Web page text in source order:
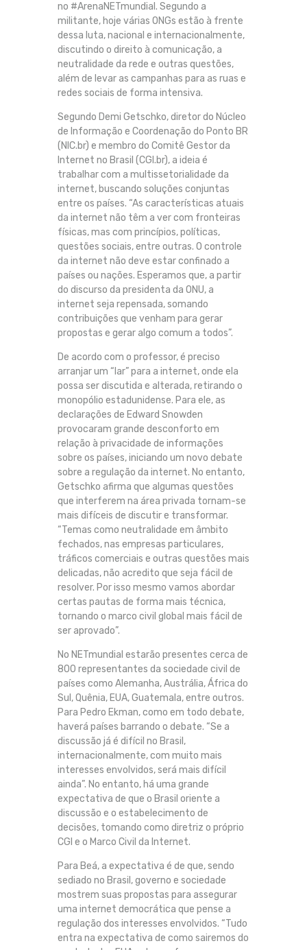
no #ArenaNETmundial. Segundo a
militante, hoje várias ONGs estão à frente
dessa luta, nacional e internacionalmente,
discutindo o direito à comunicação, a
neutralidade da rede e outras questões,
além de levar as campanhas para as ruas e
redes sociais de forma intensiva.
Segundo Demi Getschko, diretor do Núcleo
de Informação e Coordenação do Ponto BR
(NIC.br) e membro do Comitê Gestor da
Internet no Brasil (CGI.br), a ideia é
trabalhar com a multissetorialidade da
internet, buscando soluções conjuntas
entre os países. “As características atuais
da internet não têm a ver com fronteiras
físicas, mas com princípios, políticas,
questões sociais, entre outras. O controle
da internet não deve estar confinado a
países ou nações. Esperamos que, a partir
do discurso da presidenta da ONU, a
internet seja repensada, somando
contribuições que venham para gerar
propostas e gerar algo comum a todos”.
De acordo com o professor, é preciso
arranjar um “lar” para a internet, onde ela
possa ser discutida e alterada, retirando o
monopólio estadunidense. Para ele, as
declarações de Edward Snowden
provocaram grande desconforto em
relação à privacidade de informações
sobre os países, iniciando um novo debate
sobre a regulação da internet. No entanto,
Getschko afirma que algumas questões
que interferem na área privada tornam-se
mais difíceis de discutir e transformar.
“Temas como neutralidade em âmbito
fechados, nas empresas particulares,
tráficos comerciais e outras questões mais
delicadas, não acredito que seja fácil de
resolver. Por isso mesmo vamos abordar
certas pautas de forma mais técnica,
tornando o marco civil global mais fácil de
ser aprovado”.
No NETmundial estarão presentes cerca de
800 representantes da sociedade civil de
países como Alemanha, Austrália, África do
Sul, Quênia, EUA, Guatemala, entre outros.
Para Pedro Ekman, como em todo debate,
haverá países barrando o debate. “Se a
discussão já é difícil no Brasil,
internacionalmente, com muito mais
interesses envolvidos, será mais difícil
ainda”. No entanto, há uma grande
expectativa de que o Brasil oriente a
discussão e o estabelecimento de
decisões, tomando como diretriz o próprio
CGI e o Marco Civil da Internet.
Para Beá, a expectativa é de que, sendo
sediado no Brasil, governo e sociedade
mostrem suas propostas para assegurar
uma internet democrática que pense a
regulação dos interesses envolvidos. “Tudo
entra na expectativa de como sairemos do